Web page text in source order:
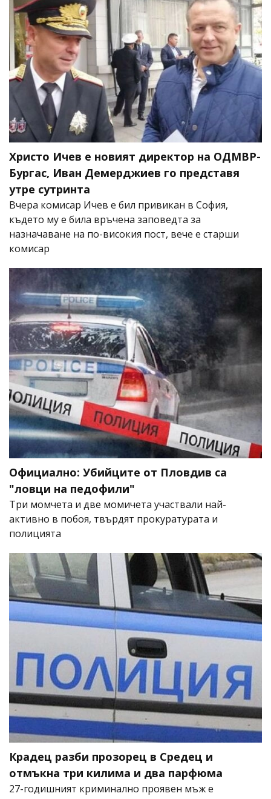
Христо Ичев е новият директор на ОДМВР-
Бургас, Иван Демерджиев го представя
утре сутринта
Вчера комисар Ичев е бил привикан в София,
където му е била връчена заповедта за
назначаване на по-високия пост, вече е старши
комисар
Официално: Убийците от Пловдив са
"ловци на педофили"
Три момчета и две момичета участвали най-
активно в побоя, твърдят прокуратурата и
полицията
Крадец разби прозорец в Средец и
отмъкна три килима и два парфюма
27-годишният криминално проявен мъж е